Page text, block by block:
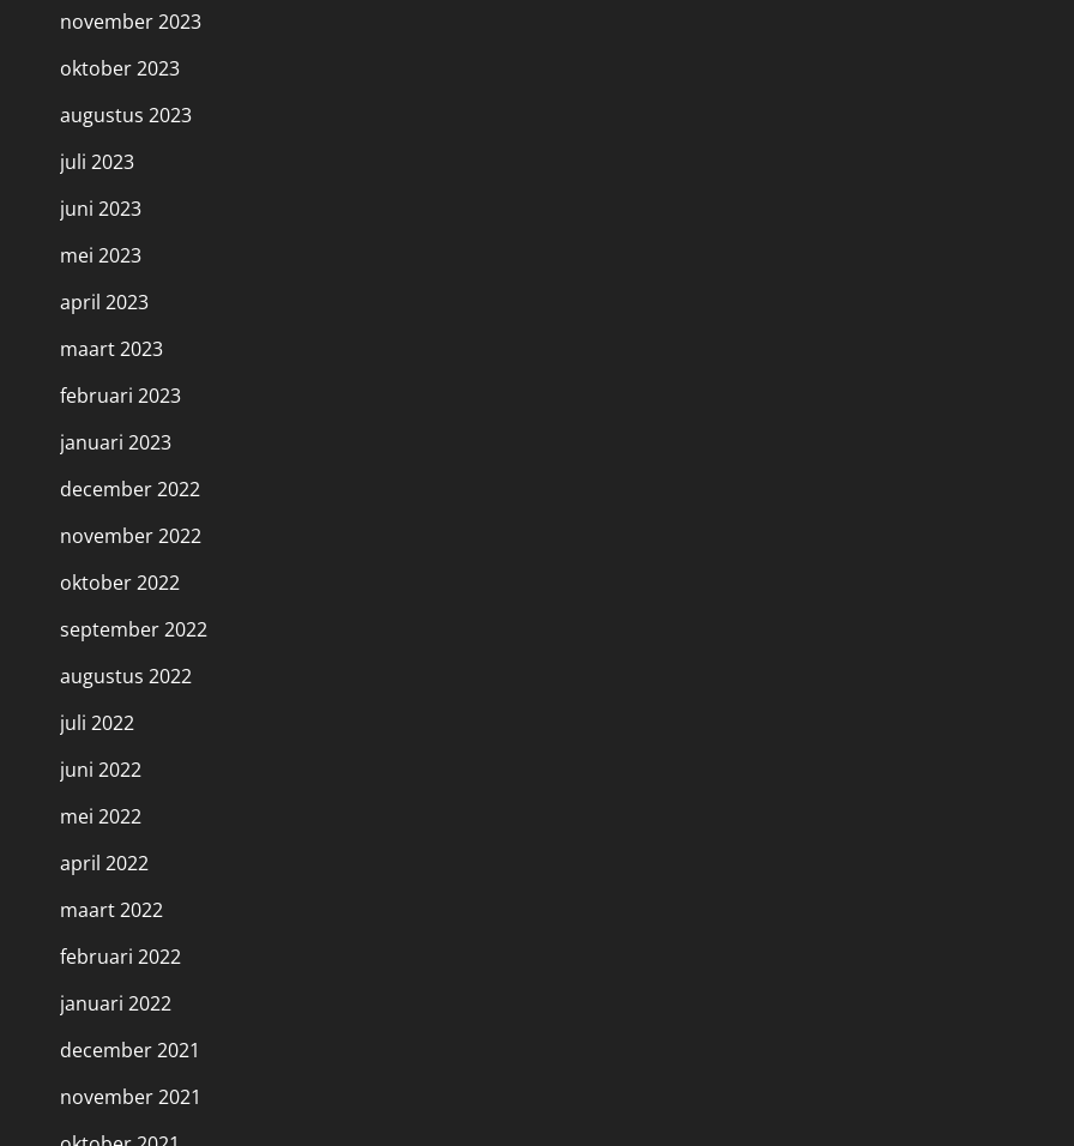
november 2023
oktober 2023
augustus 2023
juli 2023
juni 2023
mei 2023
april 2023
maart 2023
februari 2023
januari 2023
december 2022
november 2022
oktober 2022
september 2022
augustus 2022
juli 2022
juni 2022
mei 2022
april 2022
maart 2022
februari 2022
januari 2022
december 2021
november 2021